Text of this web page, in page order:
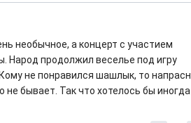
необычное, а концерт с участием
Народ продолжил веселье под игру
не понравился шашлык, то
бывает. Так что хотелось бы иногда